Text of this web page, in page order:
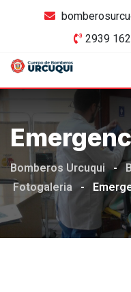
2939
Bomberos Urcuqui -
Fotogaleria
-